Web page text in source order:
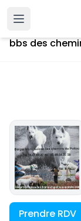
Accueil La
bbs des
Prendre RDV